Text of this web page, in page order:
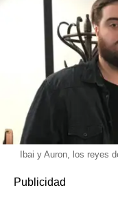
Ibai y Auron, los reyes